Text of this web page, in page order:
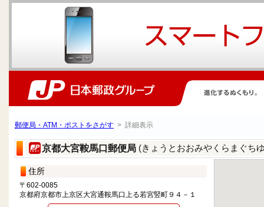
郵便局・ATM・ポストをさがす > 詳細表示
京都大宮鞍馬口郵便局 (きょうとおおみやくらまぐち
住所
〒602-0085
京都府京都市上京区大宮通鞍馬口上る若宮竪町９４－１